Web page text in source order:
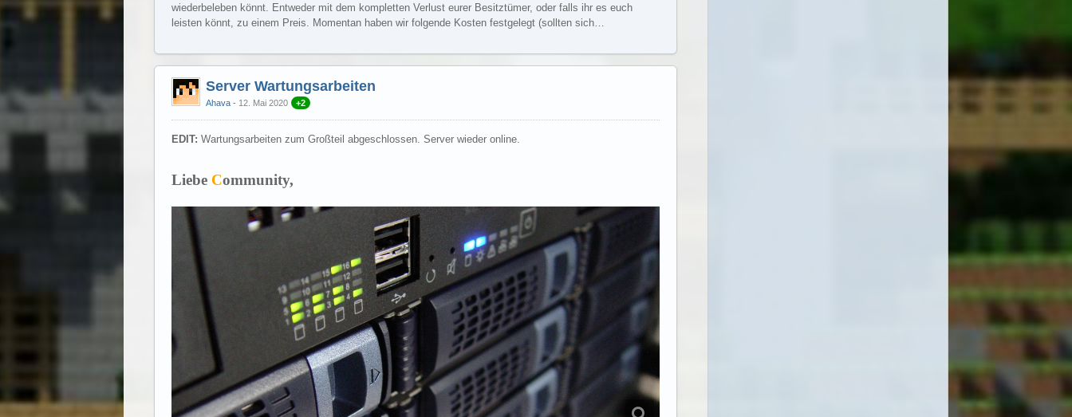
wiederbeleben könnt. Entweder mit dem kompletten Verlust eurer Besitztümer, oder falls ihr es euch
leisten könnt, zu einem Preis. Momentan haben wir folgende Kosten festgelegt (sollten sich…
Server Wartungsarbeiten
Ahava 12. Mai 2020 +2
EDIT: Wartungsarbeiten zum Großteil abgeschlossen. Server wieder online.
Liebe Community,